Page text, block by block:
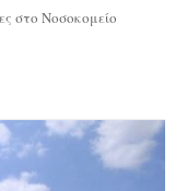
στο Νοσοκομείο